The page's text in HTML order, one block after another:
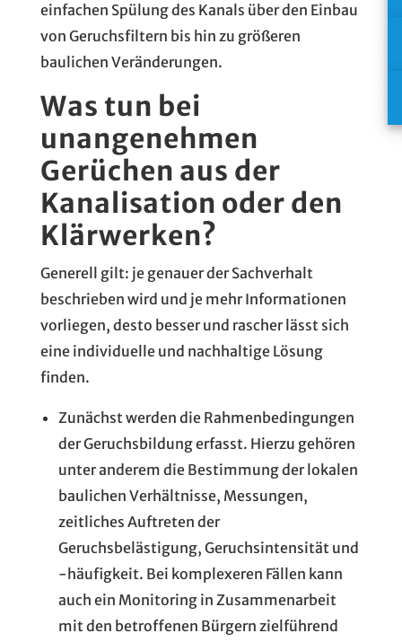
einfachen Spülung des Kanals über den Einbau
von Geruchsfiltern bis hin zu größeren
baulichen Veränderungen.
Was tun bei
unangenehmen
Gerüchen aus der
Kanalisation oder den
Klärwerken?
Generell gilt: je genauer der Sachverhalt
beschrieben wird und je mehr Informationen
vorliegen, desto besser und rascher lässt sich
eine individuelle und nachhaltige Lösung
finden.
Zunächst werden die Rahmenbedingungen
der Geruchsbildung erfasst. Hierzu gehören
unter anderem die Bestimmung der lokalen
baulichen Verhältnisse, Messungen,
zeitliches Auftreten der
Geruchsbelästigung, Geruchsintensität und
-häufigkeit. Bei komplexeren Fällen kann
auch ein Monitoring in Zusammenarbeit
mit den betroffenen Bürgern zielführend